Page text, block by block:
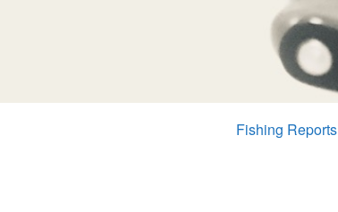
Fishing Reports